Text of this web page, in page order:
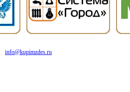
info@kupimzdes.ru